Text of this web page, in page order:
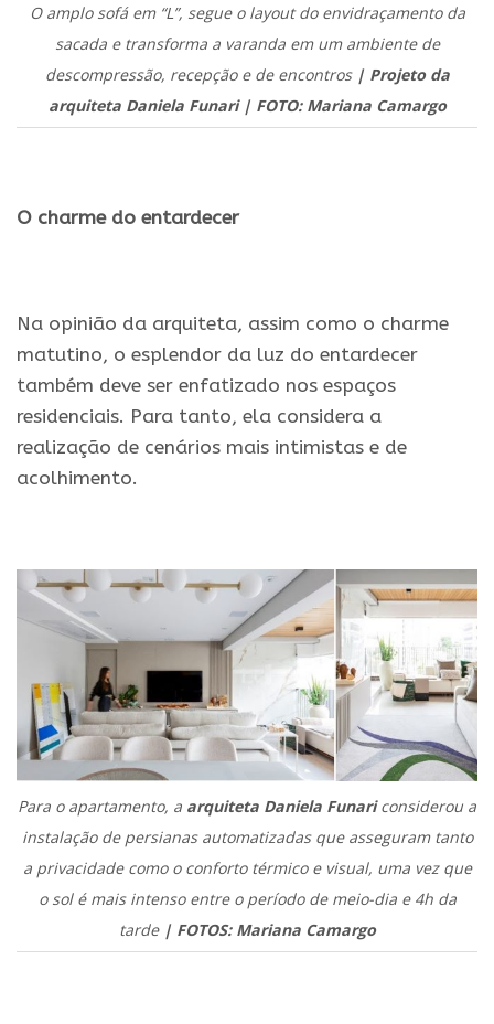
O amplo sofá em “L”, segue o layout do envidraçamento da
sacada e transforma a varanda em um ambiente de
descompressão, recepção e de encontros| Projeto da
arquiteta Daniela Funari | FOTO: Mariana Camargo
O charme do entardecer
Na opinião da arquiteta, assim como o charme
matutino, o esplendor da luz do entardecer
também deve ser enfatizado nos espaços
residenciais. Para tanto, ela considera a
realização de cenários mais intimistas e de
acolhimento.
Para o apartamento, a arquiteta Daniela Funariconsiderou a
instalação de persianas automatizadas que asseguram tanto
a privacidade como o conforto térmico e visual, uma vez que
o sol é mais intenso entre o período de meio-dia e 4h da
tarde| FOTOS: Mariana Camargo